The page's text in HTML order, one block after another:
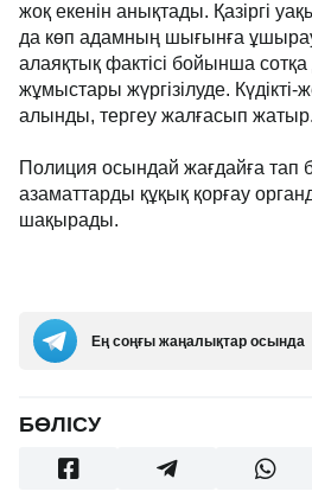
жоқ екенін анықтады. Қазіргі
да көп адамның шығынға
алаяқтық фактісі бойынша сотқа
жұмыстары жүргізілуде. Күдікті-
алынды, тергеу жалғасып жатыр.
Полиция осындай жағдайға тап
азаматтарды құқық қорғау
шақырады.
Ең соңғы жаңалықтар осында
БӨЛІСУ